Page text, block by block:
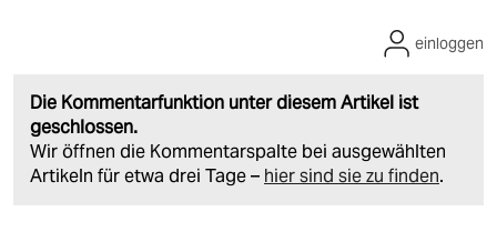
Die Kommentarfunktion unter diesem Artikel ist
geschlossen.
Wir öffnen die Kommentarspalte bei ausgewählten
Artikeln für etwa drei Tage – hier sind sie zu finden.
einloggen